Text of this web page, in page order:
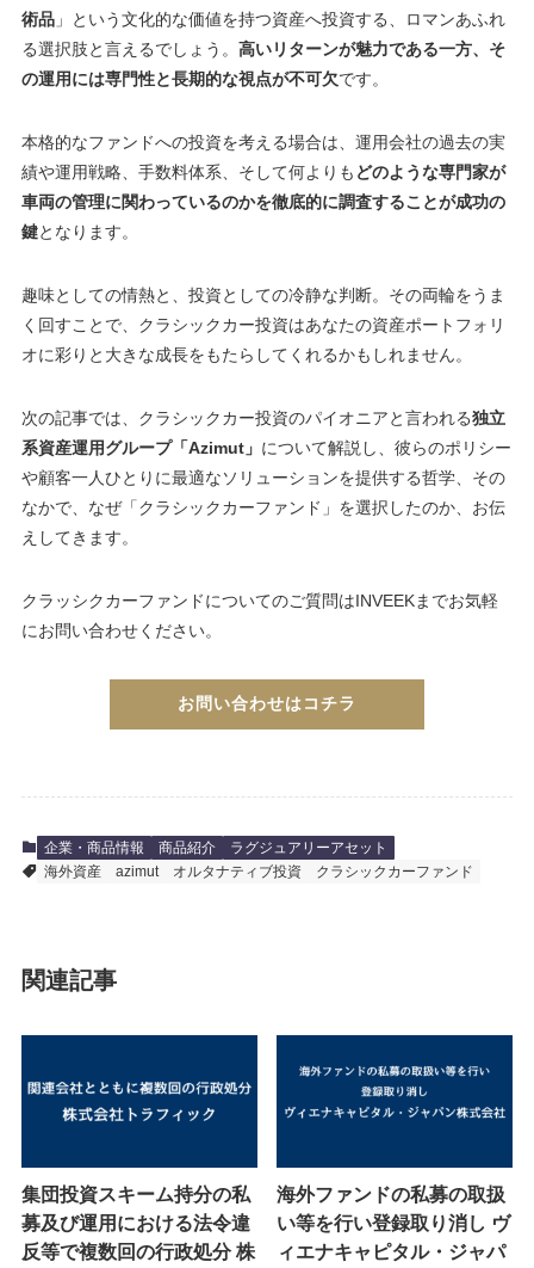
術品」という文化的な価値を持つ資産へ投資する、ロマンあふれ
る選択肢と言えるでしょう。 高いリターンが魅力である一方、そ
の運用には専門性と長期的な視点が不可欠です。
本格的なファンドへの投資を考える場合は、運用会社の過去の実
績や運用戦略、手数料体系、そして何よりも どのような専門家が
車両の管理に関わっているのかを徹底的に調査することが成功の
鍵となります。
趣味としての情熱と、投資としての冷静な判断。その両輪をうま
く回すことで、クラシックカー投資はあなたの資産ポートフォリ
オに彩りと大きな成長をもたらしてくれるかもしれません。
次の記事では、クラシックカー投資のパイオニアと言われる独立
系資産運用グループ「Azimut」 について解説し、彼らのポリシー
や顧客一人ひとりに最適なソリューションを提供する哲学、その
なかで、なぜ「クラシックカーファンド」を選択したのか、お伝
えしてきます。
クラッシクカーファンドについてのご質問はINVEEKまでお気軽
にお問い合わせください。
お問い合わせはコチラ
企業・商品情報 商品紹介
ラグジュアリーアセット
海外資産
azimut オルタナティブ投資 クラシックカーファンド
関連記事
集団投資スキーム持分の私
募及び運用における法令違
反等で複数回の行政処分 株
海外ファンドの私募の取扱
い等を行い登録取り消し ヴ
ィエナキャピタル・ジャパ